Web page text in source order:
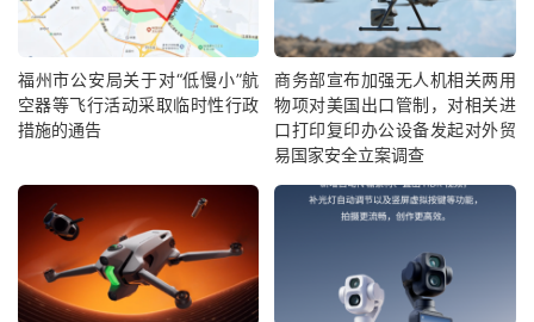
福州市公安局关于对“低慢小”航
空器等飞行活动采取临时性行政
措施的通告
商务部宣布加强无人机相关两用
物项对美国出口管制，对相关进
口打印复印办公设备发起对外贸
易国家安全立案调查